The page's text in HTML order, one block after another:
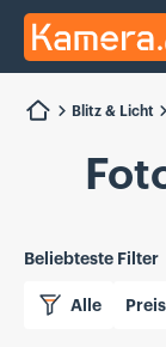
Kamera.de
Blitz & Licht
Beliebteste Filter
Alle Preis